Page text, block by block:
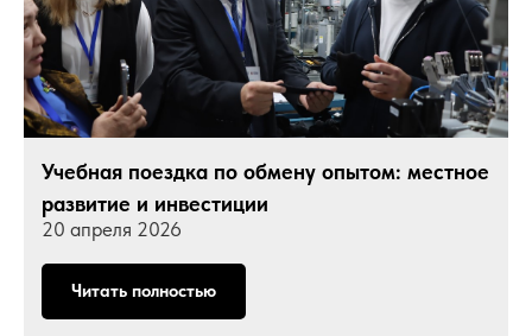
Учебная поездка по обмену опытом: местное
развитие и инвестиции
20 апреля 2026
Читать полностью